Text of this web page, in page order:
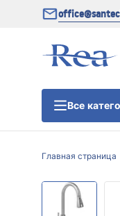
Все
Главная страница